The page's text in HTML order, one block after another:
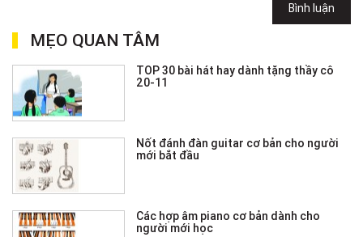
Bình luận
MẸO QUAN TÂM
TOP 30 bài hát hay dành tặng thầy cô
20-11
Nốt đánh đàn guitar cơ bản cho người
mới bắt đầu
Các hợp âm piano cơ bản dành cho
người mới học